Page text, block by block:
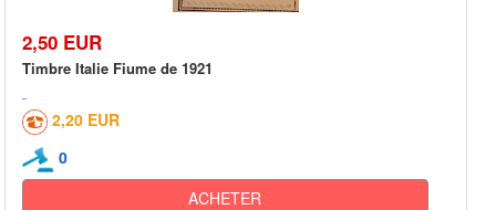
2,50 EUR
Timbre Italie Fiume de 1921
2,20 EUR
0
ACHETER